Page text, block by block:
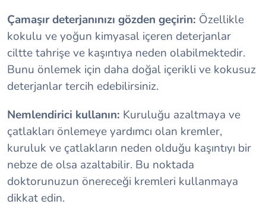
Çamaşır deterjanınızı gözden geçirin: Özellikle
kokulu ve yoğun kimyasal içeren deterjanlar
ciltte tahrişe ve kaşıntıya neden olabilmektedir.
Bunu önlemek için daha doğal içerikli ve kokusuz
deterjanlar tercih edebilirsiniz.
Nemlendirici kullanın: Kuruluğu azaltmaya ve
çatlakları önlemeye yardımcı olan kremler,
kuruluk ve çatlakların neden olduğu kaşıntıyı bir
nebze de olsa azaltabilir. Bu noktada
doktorunuzun önereceği kremleri kullanmaya
dikkat edin.